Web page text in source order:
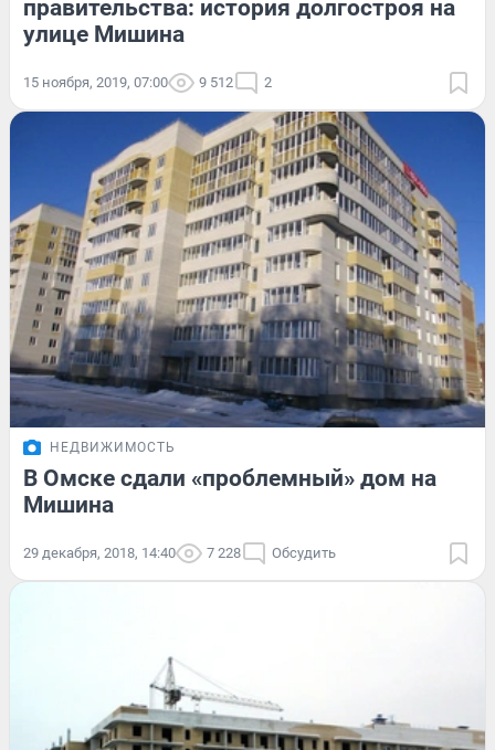
правительства: история долгостроя на
улице Мишина
15 ноября, 2019, 07:00 9 512 2
НЕДВИЖИМОСТЬ
В Омске сдали «проблемный» дом на
Мишина
29 декабря, 2018, 14:40 7 228 Обсудить